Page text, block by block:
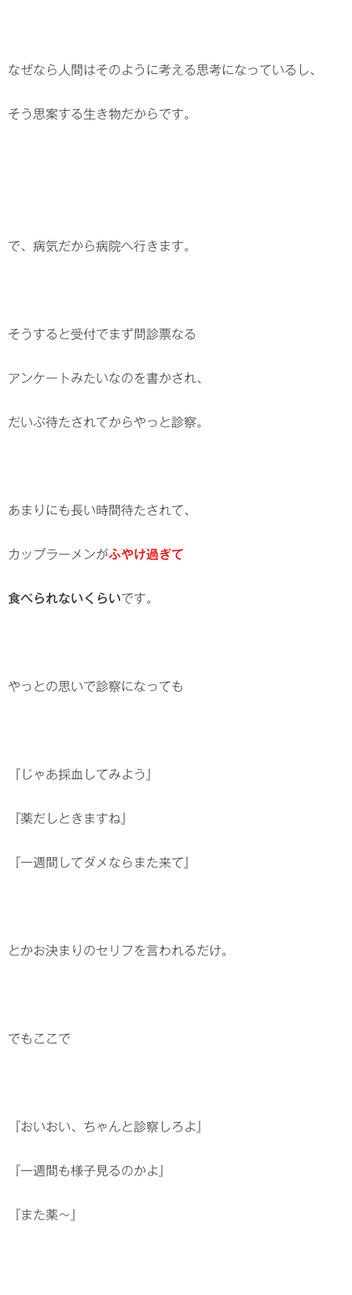
なぜなら人間はそのように考える思考になっているし、
そう思案する生き物だからです。
で、病気だから病院へ行きます。
そうすると受付でまず問診票なる
アンケートみたいなのを書かされ、
だいぶ待たされてからやっと診察。
あまりにも長い時間待たされて、
カップラーメンがふやけ過ぎて
食べられないくらいです。
やっとの思いで診察になっても
『じゃあ採血してみよう』
『薬だしときますね』
『一週間してダメならまた来て』
とかお決まりのセリフを言われるだけ。
でもここで
『おいおい、ちゃんと診察しろよ』
『一週間も様子見るのかよ』
『また薬～』